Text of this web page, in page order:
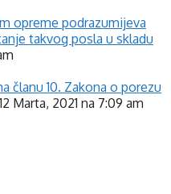
opreme podrazumijeva
takvog posla u skladu
članu 10. Zakona o porezu
12 Marta, 2021 na 7:09 am